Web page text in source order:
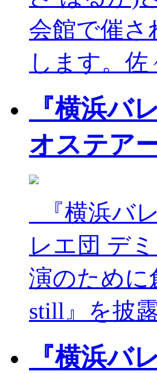
会館で催さ
します。
『横浜バ
オステア
『横浜バ
レエ団 デ
演のために
still』を披
『横浜バ